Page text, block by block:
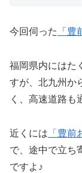
今回伺った 「豊
福岡県内にはた
すが、北九州か
く、高速道路も
近くには 「豊前
で、途中で立ち
ですよ♪